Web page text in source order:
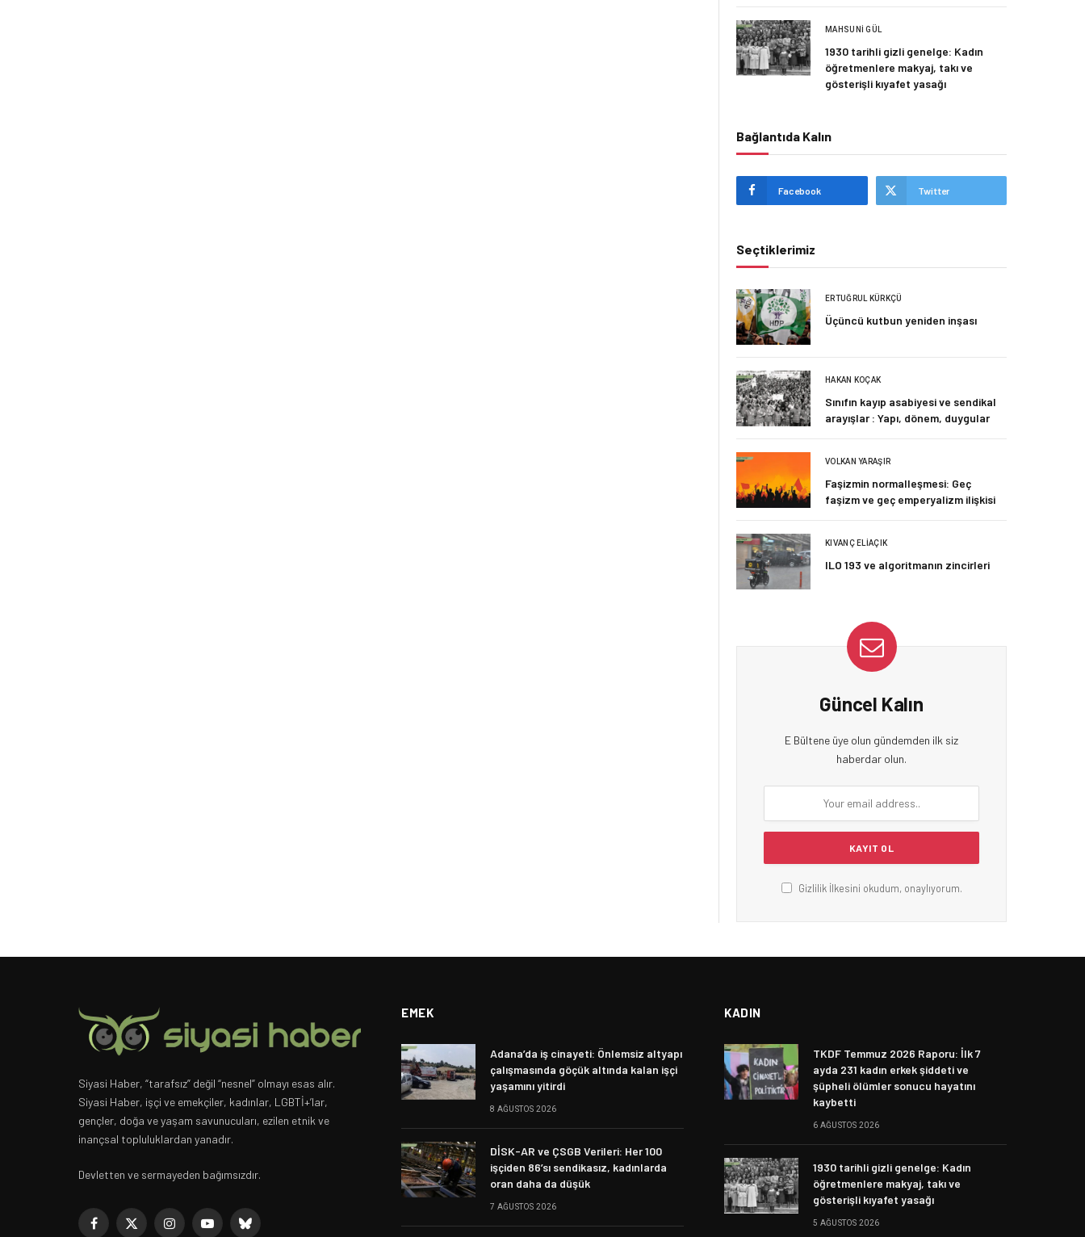
MAHSUNI GÜL
1930 tarihli gizli genelge: Kadın
öğretmenlere makyaj, takı ve
gösterişli kıyafet yasağı
Bağlantıda Kalın
Facebook Twitter
Seçtiklerimiz
ERTUĞRUL KÜRKÇÜ
Üçüncü kutbun yeniden inşası
HAKAN KOÇAK
Sınıfın kayıp asabiyesi ve sendikal
arayışlar : Yapı, dönem, duygular
VOLKAN YARAŞIR
Faşizmin normalleşmesi: Geç
faşizm ve geç emperyalizm ilişkisi
KIVANÇ ELIAÇIK
ILO 193 ve algoritmanın zincirleri
Güncel Kalın
E Bültene üye olun gündemden ilk siz
haberdar olun.
Gizlilik İlkesini okudum, onaylıyorum.
Siyasi Haber, “tarafsız” değil “nesnel” olmayı esas alır.
Siyasi Haber, işçi ve emekçiler, kadınlar, LGBTİ+’lar,
gençler, doğa ve yaşam savunucuları, ezilen etnik ve
inançsal topluluklardan yanadır.
Devletten ve sermayeden bağımsızdır.
Facebook
X InstagramYouTubeBluesky
EMEK
Adana’da iş cinayeti: Önlemsiz altyapı
çalışmasında göçük altında kalan işçi
yaşamını yitirdi
8 AĞUSTOS 2026
DİSK-AR ve ÇSGB Verileri: Her 100
işçiden 86’sı sendikasız, kadınlarda
oran daha da düşük
7 AĞUSTOS 2026
KADIN
TKDF Temmuz 2026 Raporu: İlk 7
ayda 231 kadın erkek şiddeti ve
şüpheli ölümler sonucu hayatını
kaybetti
6 AĞUSTOS 2026
1930 tarihli gizli genelge: Kadın
öğretmenlere makyaj, takı ve
gösterişli kıyafet yasağı
5 AĞUSTOS 2026